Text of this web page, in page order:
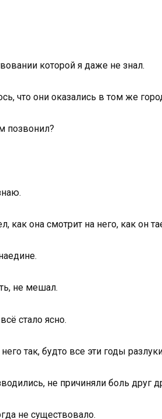
которой я даже не знал.
что они оказались в том же
позвонил?
как она смотрит на него, как он
не мешал.
стало ясно.
так, будто все эти годы
не причиняли боль друг
не существовало.